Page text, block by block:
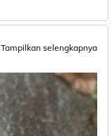
Tampilkan selengkapnya